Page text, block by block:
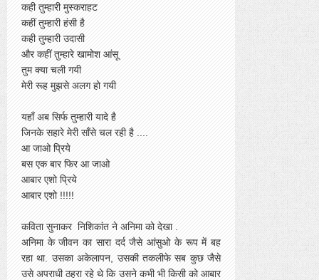
कही तुम्हारी मुस्कराहट
कहीं तुम्हारी हंसी है
कही तुम्हारी उदासी
और कहीं तुम्हारे खामोश आंसू
तुम क्या चली गयी
मेरी रूह मुझसे अलग हो गयी
यहाँ अब सिर्फ तुम्हारी यादे है
जिनके सहारे मेरी साँसे चल रही है ....
आ जाओ प्रिये
बस एक बार फिर आ जाओ
आबार एशो प्रिये
आबार एशो !!!!!
कविता सुनाकर निशिकांत ने अनिमा को देखा .
अनिमा के जीवन का सारा दर्द जैसे आंसुओ के रूप में बह
रहा था. उसका अकेलापन, उसकी तकलीफे सब कुछ जैसे
उसे अपराधी ठहरा रहे थे कि उसने कभी भी किसी को आबार